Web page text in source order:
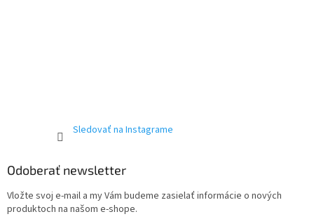
Sledovať na Instagrame
Odoberať newsletter
Vložte svoj e-mail a my Vám budeme zasielať informácie o nových
produktoch na našom e-shope.